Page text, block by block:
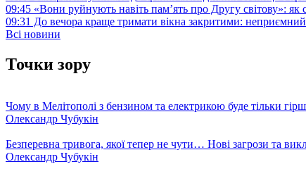
09:45 «Вони руйнують навіть пам’ять про Другу світову»:
09:31 До вечора краще тримати вікна закритими:
Всі новини
Точки зору
Чому в Мелітополі з бензином та електрикою буде тільки
Олександр Чубукін
Безперевна тривога, якої тепер не чути… Нові загрози та
Олександр Чубукін